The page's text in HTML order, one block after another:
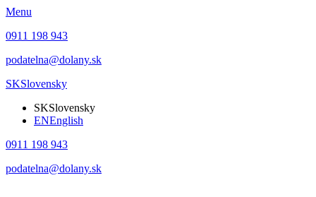
Menu
0911 198 943
podatelna@dolany.sk
SKSlovensky
SKSlovensky
ENEnglish
0911 198 943
podatelna@dolany.sk